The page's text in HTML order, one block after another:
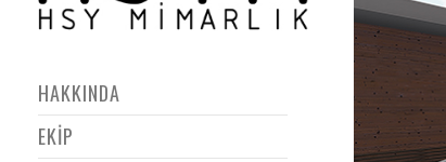
HAKKINDA
EKİP